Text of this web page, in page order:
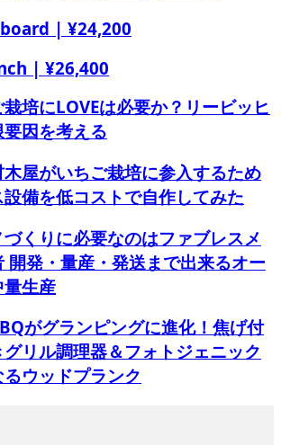
| ¥24,200
| ¥26,400
培にLOVEは必要か？リービッヒ
因を考える
屋がいちご栽培に参入するため
備を低コストで自作してみた
くりに必要なのはファブレスメ
開発・量産・発送まで出来るオー
生産
がグランピングに進化！焦げ付
リル調理器＆フォトジェニック
ウッドプランク